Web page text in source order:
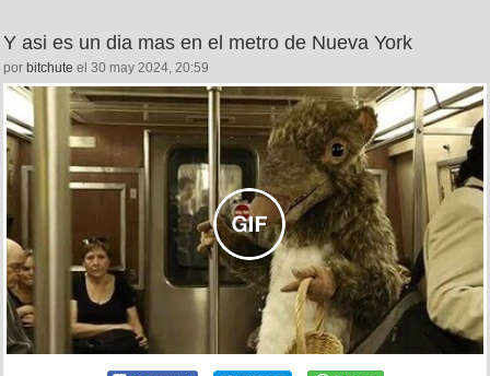
Y asi es un dia mas en el metro de Nueva York
por bitchute el 30 may 2024, 20:59